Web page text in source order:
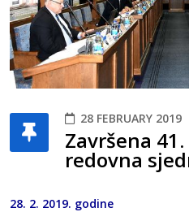
28 FEBRUARY 2019
Završena
redovna
28. 2. 2019. godine